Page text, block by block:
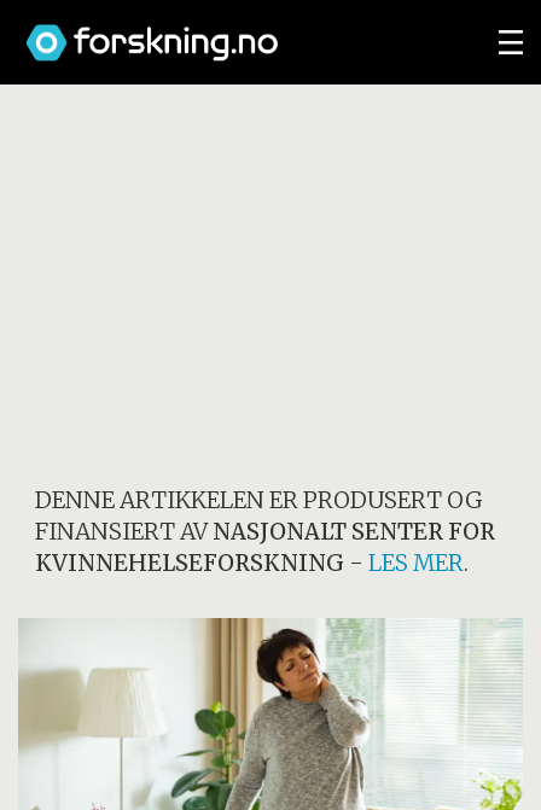
DENNE ARTIKKELEN ER PRODUSERT OG
FINANSIERT AVNASJONALT SENTER FOR
KVINNEHELSEFORSKNING -LES MER.